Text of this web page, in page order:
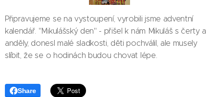
Připravujeme se na vystoupení, vyrobili jsme adventní
kalendář. "Mikulášský den" - přišel k nám Mikuláš s čerty a
anděly, donesl malé sladkosti, děti pochválil, ale musely
slíbit, že se o hodinách budou chovat lépe.
Share